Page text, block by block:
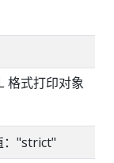
格式打印对象
"strict"